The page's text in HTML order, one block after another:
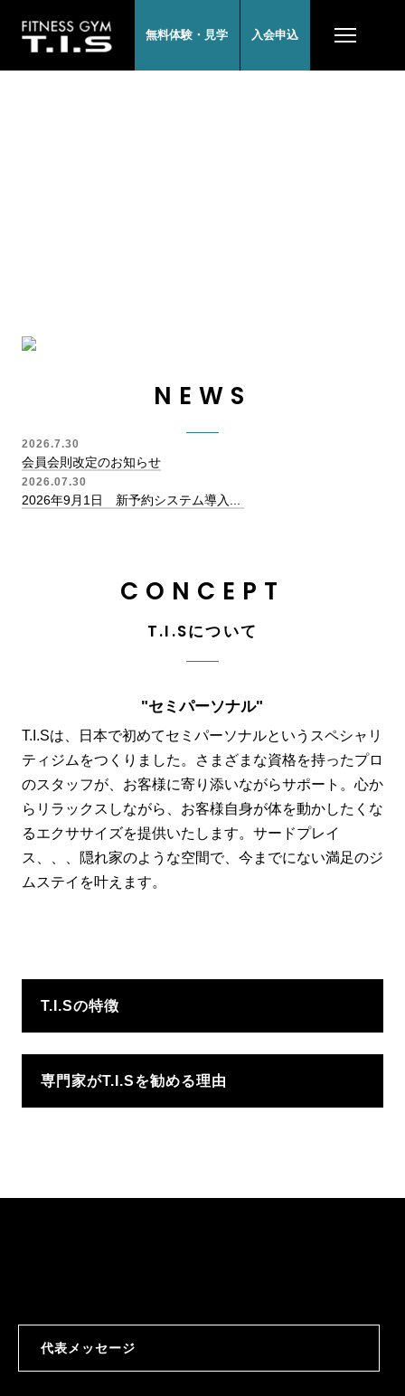
無料体験・見学 入会申込
NEWS
2026.7.30
会員会則改定のお知らせ
2026.07.30
2026年9月1日 新予約システム導入...
CONCEPT
T.I.Sについて
"セミパーソナル"
T.I.Sは、日本で初めてセミパーソナルというスペシャリ
ティジムをつくりました。さまざまな資格を持ったプロ
のスタッフが、お客様に寄り添いながらサポート。心か
らリラックスしながら、お客様自身が体を動かしたくな
るエクササイズを提供いたします。サードプレイ
ス、、、隠れ家のような空間で、今までにない満足のジ
ムステイを叶えます。
T.I.Sの特徴
専門家がT.I.Sを勧める理由
代表メッセージ